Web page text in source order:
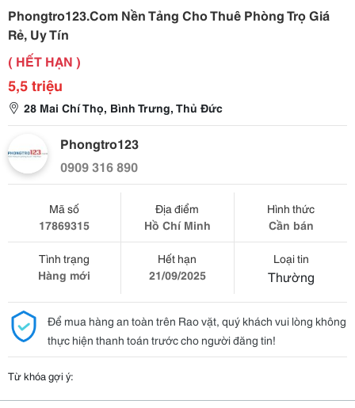
Phongtro123.Com Nền Tảng Cho Thuê Phòng Trọ Giá
Rẻ, Uy Tín
( HẾT HẠN )
5,5 triệu
28 Mai Chí Thọ, Bình Trưng, Thủ Đức
Phongtro123
0909 316 890
Mã số
17869315
Địa điểm
Hồ Chí Minh
Hình thức
Cần bán
Tình trạng
Hàng mới
Hết hạn
21/09/2025
Loại tin
Thường
Để mua hàng an toàn trên Rao vặt, quý khách vui lòng không
thực hiện thanh toán trước cho người đăng tin!
Từ khóa gợi ý: